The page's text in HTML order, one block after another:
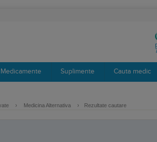
Medicamente Suplimente Cauta medic
› Medicina Alternativa › Rezultate cautare